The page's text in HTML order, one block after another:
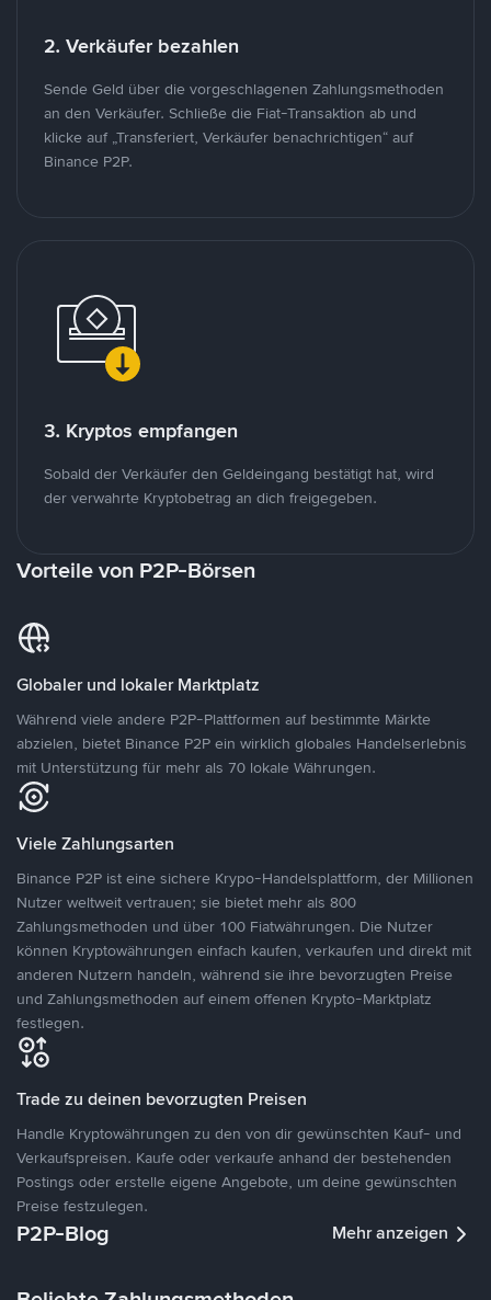
2. Verkäufer bezahlen
Sende Geld über die vorgeschlagenen Zahlungsmethoden
an den Verkäufer. Schließe die Fiat-Transaktion ab und
klicke auf „Transferiert, Verkäufer benachrichtigen“ auf
Binance P2P.
3. Kryptos empfangen
Sobald der Verkäufer den Geldeingang bestätigt hat, wird
der verwahrte Kryptobetrag an dich freigegeben.
Vorteile von P2P-Börsen
Globaler und lokaler Marktplatz
Während viele andere P2P-Plattformen auf bestimmte Märkte
abzielen, bietet Binance P2P ein wirklich globales Handelserlebnis
mit Unterstützung für mehr als 70 lokale Währungen.
Viele Zahlungsarten
Binance P2P ist eine sichere Krypo-Handelsplattform, der Millionen
Nutzer weltweit vertrauen; sie bietet mehr als 800
Zahlungsmethoden und über 100 Fiatwährungen. Die Nutzer
können Kryptowährungen einfach kaufen, verkaufen und direkt mit
anderen Nutzern handeln, während sie ihre bevorzugten Preise
und Zahlungsmethoden auf einem offenen Krypto-Marktplatz
festlegen.
Trade zu deinen bevorzugten Preisen
Handle Kryptowährungen zu den von dir gewünschten Kauf- und
Verkaufspreisen. Kaufe oder verkaufe anhand der bestehenden
Postings oder erstelle eigene Angebote, um deine gewünschten
Preise festzulegen.
P2P-Blog Mehr anzeigen